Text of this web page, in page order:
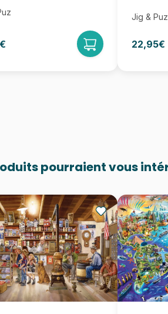
Jig & Puz
22,95€
pourraient vous